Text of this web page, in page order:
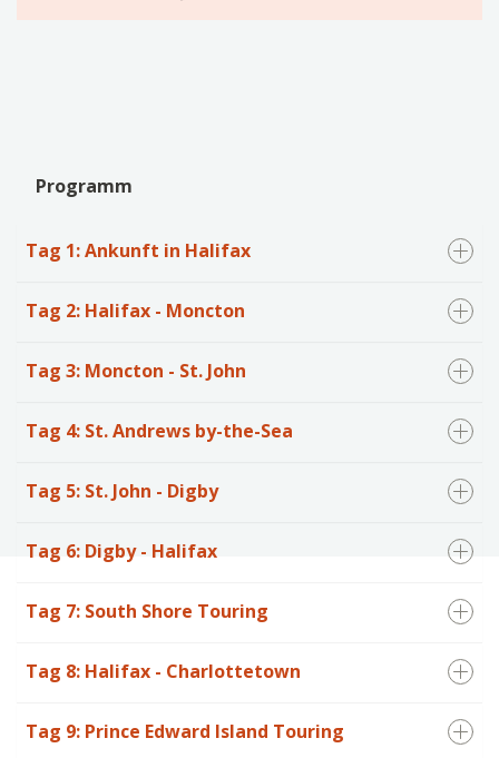
Programm
Tag 1: Ankunft in Halifax
Tag 2: Halifax - Moncton
Tag 3: Moncton - St. John
Tag 4: St. Andrews by-the-Sea
Tag 5: St. John - Digby
Tag 6: Digby - Halifax
Tag 7: South Shore Touring
Tag 8: Halifax - Charlottetown
Tag 9: Prince Edward Island Touring